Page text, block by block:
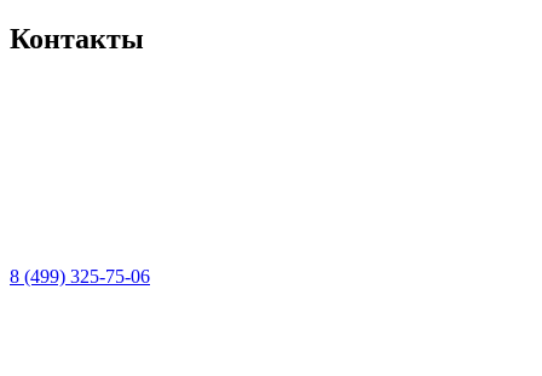
Контакты
8 (499) 325-75-06